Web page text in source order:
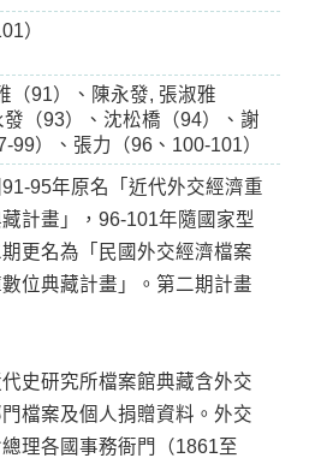
）
（91）、陳永發, 張淑雅
發（93）、沈松橋（94）、謝
99）、張力（96、100-101）
95年原名「近代外交經濟重
計畫」，96-101年隨國家型
更名為「民國外交經濟檔案
位典藏計畫」。第二期計畫
史研究所檔案館典藏含外交
檔案及個人捐贈資料。外交
理各國事務衙門（1861至